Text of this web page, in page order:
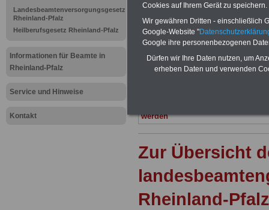
Landesbeamtenversorgungsgesetz
Rheinland-Pfalz
Heilberufsgesetz Rheinland-Pfalz
Informationen für Beamte in
Rheinland-Pfalz
Service und Hinweise
Kontakt
BEHÖRDEN-ABOmit 3 Ratgebern
22,50 Euro: Wissenswertes für
und Beamte,
(Bund/Länder) sowie Beihilferecht in
Ländern. Alle drei Ratgeber sind
gegliedert und erläutern auch
Sachverhalte verständlich (auch für
Mitarbeiterinnen und Mitarbeiter
werden
Zur Übersicht
Rheinland-Pfalz
Cookies auf Ihrem Gerät zu speichern.
Wir gewähren Dritten - einschließlich
Google-Website "
Google ihre personenbezogenen
Dürfen wir Ihre Daten nutzen, um
erheben Daten und verwenden